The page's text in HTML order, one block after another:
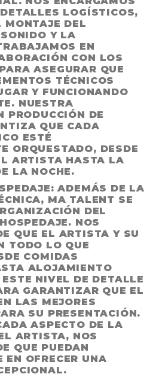
LOGÍSTICOS,
MONTAJE DEL
Y LA
EN
CON LOS
ASEGURAR QUE
TÉCNICOS
Y FUNCIONANDO
NUESTRA
PRODUCCIÓN DE
QUE CADA
ESTÉ
ORQUESTADO, DESDE
ARTISTA HASTA LA
LA NOCHE.
: ADEMÁS DE LA
MA TALENT SE
DEL
NOS
QUE EL ARTISTA Y SU
TODO LO QUE
COMIDAS
ALOJAMIENTO
NIVEL DE DETALLE
GARANTIZAR QUE EL
LAS MEJORES
SU PRESENTACIÓN.
ASPECTO DE LA
ARTISTA, NOS
QUE PUEDAN
EN OFRECER UNA